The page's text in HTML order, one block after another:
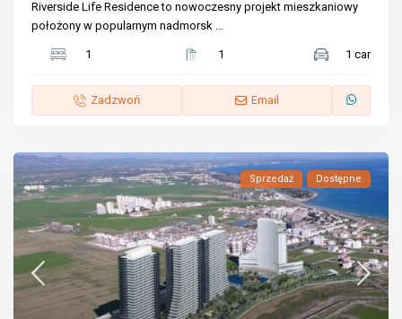
Riverside Life Residence to nowoczesny projekt mieszkaniowy
położony w popularnym nadmorsk ...
1 1 1 car
Zadzwoń Email
Sprzedaż Dostępne